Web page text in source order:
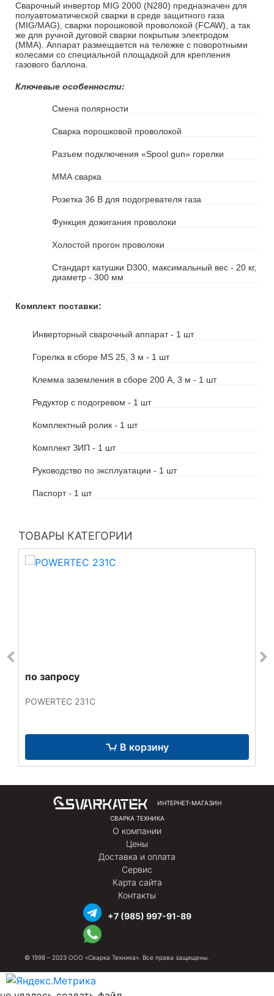
Сварочный инвертор MIG 2000 (N280) предназначен для
полуавтоматической сварки в среде защитного газа
(MIG/MAG), сварки порошковой проволокой (FCAW), а так
же для ручной дуговой сварки покрытым электродом
(MMA). Аппарат размещается на тележке с поворотными
колесами со специальной площадкой для крепления
газового баллона.
Ключевые особенности:
Смена полярности
Сварка порошковой проволокой
Разъем подключения «Spool gun» горелки
ММА сварка
Розетка 36 В для подогревателя газа
Функция дожигания проволоки
Холостой прогон проволоки
Cтандарт катушки D300, максимальный вес - 20 кг,
диаметр - 300 мм
Комплект поставки:
Инверторный сварочный аппарат - 1 шт
Горелка в сборе MS 25, 3 м - 1 шт
Клемма заземления в сборе 200 А, 3 м - 1 шт
Редуктор с подогревом - 1 шт
Комплектный ролик - 1 шт
Комплект ЗИП - 1 шт
Руководство по эксплуатации - 1 шт
Паспорт - 1 шт
ТОВАРЫ КАТЕГОРИИ
по запросу
POWERTEC 231C
В корзину
ИНТЕРНЕТ-МАГАЗИН
СВАРКА ТЕХНИКА
О компании
Цены
Доставка и оплата
Сервис
Карта сайта
Контакты
+7 (985) 997-91-89
© 1998 – 2023 ООО «Сварка Техника». Все права защищены.